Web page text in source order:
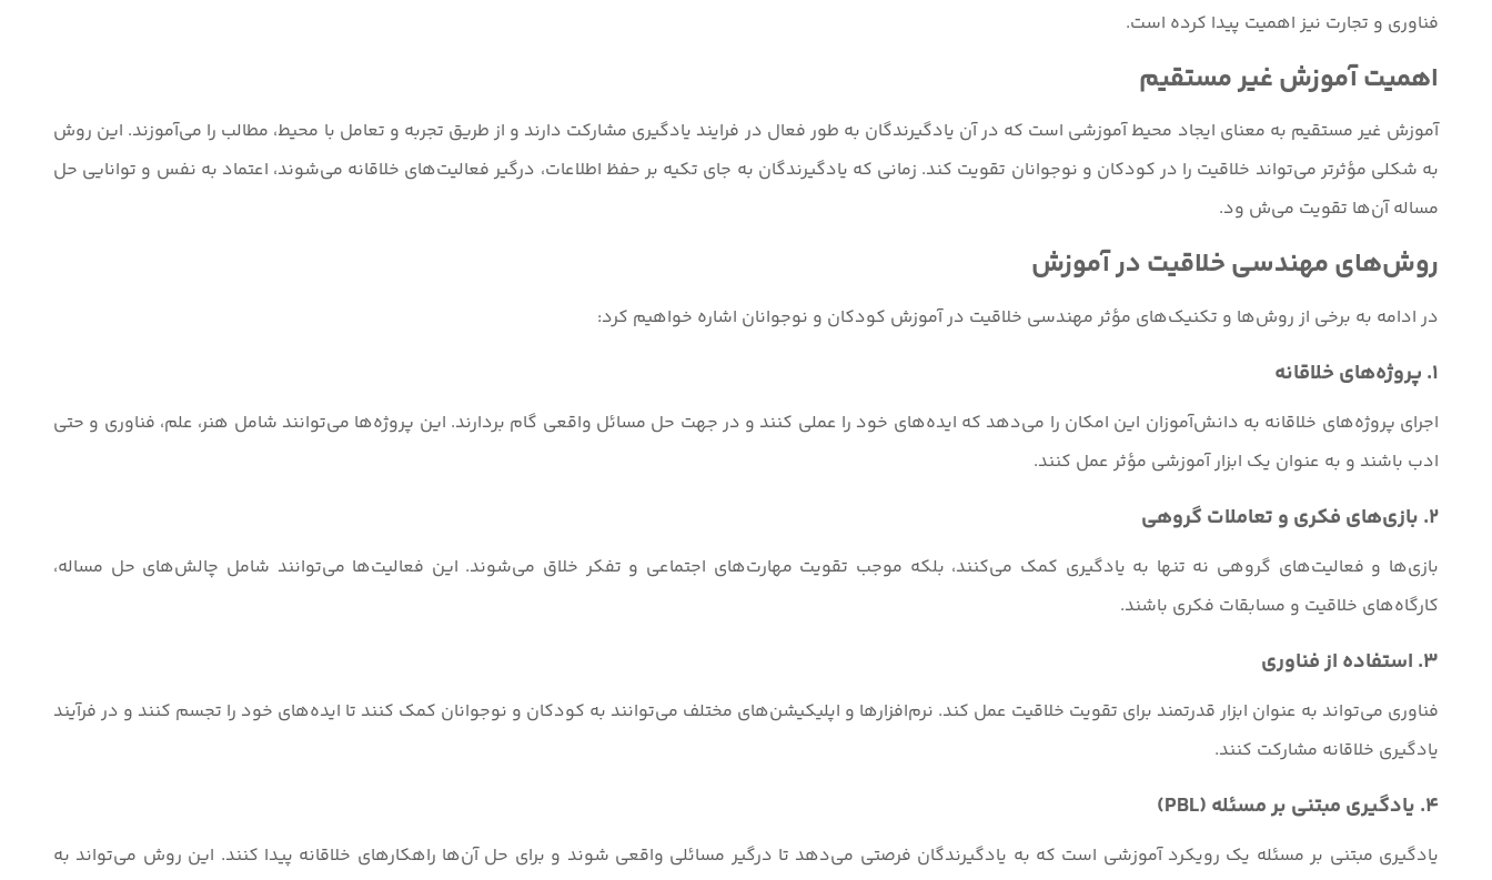
فناوری و تجارت نیز اهمیت پیدا کرده است.
اهمیت آموزش غیر مستقیم
آموزش غیر مستقیم به معنای ایجاد محیط آموزشی است که در آن یادگیرندگان به طور فعال در فرایند یادگیری مشارکت دارند و از طریق تجربه و تعامل با محیط، مطالب را می‌آموزند. این روش
به شکلی مؤثرتر می‌تواند خلاقیت را در کودکان و نوجوانان تقویت کند. زمانی که یادگیرندگان به جای تکیه بر حفظ اطلاعات، درگیر فعالیت‌های خلاقانه می‌شوند، اعتماد به نفس و توانایی حل
مساله آن‌ها تقویت می‌ش ود.
روش‌های مهندسی خلاقیت در آموزش
در ادامه به برخی از روش‌ها و تکنیک‌های مؤثر مهندسی خلاقیت در آموزش کودکان و نوجوانان اشاره خواهیم کرد:
1. پروژه‌های خلاقانه
اجرای پروژه‌های خلاقانه به دانش‌آموزان این امکان را می‌دهد که ایده‌های خود را عملی کنند و در جهت حل مسائل واقعی گام بردارند. این پروژه‌ها می‌توانند شامل هنر، علم، فناوری و حتی
ادب باشند و به عنوان یک ابزار آموزشی مؤثر عمل کنند.
2. بازی‌های فکری و تعاملات گروهی
بازی‌ها و فعالیت‌های گروهی نه تنها به یادگیری کمک می‌کنند، بلکه موجب تقویت مهارت‌های اجتماعی و تفکر خلاق می‌شوند. این فعالیت‌ها می‌توانند شامل چالش‌های حل مساله،
کارگاه‌های خلاقیت و مسابقات فکری باشند.
3. استفاده از فناوری
فناوری می‌تواند به عنوان ابزار قدرتمند برای تقویت خلاقیت عمل کند. نرم‌افزارها و اپلیکیشن‌های مختلف می‌توانند به کودکان و نوجوانان کمک کنند تا ایده‌های خود را تجسم کنند و در فرآیند
یادگیری خلاقانه مشارکت کنند.
4. یادگیری مبتنی بر مسئله (PBL)
یادگیری مبتنی بر مسئله یک رویکرد آموزشی است که به یادگیرندگان فرصتی می‌دهد تا درگیر مسائلی واقعی شوند و برای حل آن‌ها راهکارهای خلاقانه پیدا کنند. این روش می‌تواند به